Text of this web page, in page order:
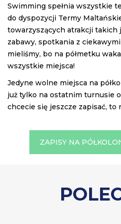
Swimming spełnia wszystkie
do dyspozycji Termy
towarzyszących atrakcji takich
zabawy, spotkania z
mieliśmy, bo na półmetku
wszystkie miejsca!
Jedyne wolne miejsca na
już tylko na ostatnim turnusie
chcecie się jeszcze zapisać, to
ZAPISY NA